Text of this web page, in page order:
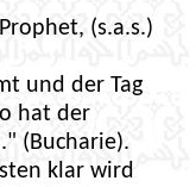
(s.a.s.)
und der Tag
hat der
(Bucharie).
klar wird